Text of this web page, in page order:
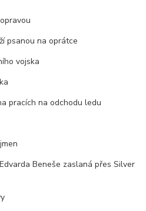
psanou na oprátce
vojska
pracích na odchodu ledu
Beneše zaslaná přes Silver